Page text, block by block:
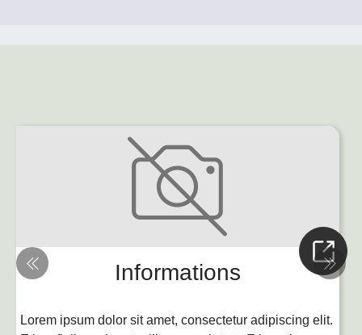
Informations
Lorem ipsum dolor sit amet, consectetur adipiscing elit.